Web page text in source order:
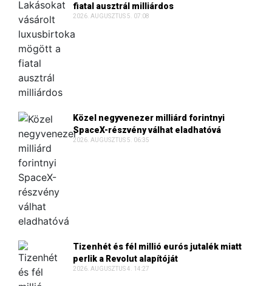
fiatal ausztrál milliárdos
2026. AUGUSZTUS 5. 07:08
Közel negyvenezer milliárd forintnyi
SpaceX-részvény válhat eladhatóvá
2026. AUGUSZTUS 5. 06:35
Tizenhét és fél millió eurós jutalék miatt
perlik a Revolut alapítóját
2026. AUGUSZTUS 4. 14:27